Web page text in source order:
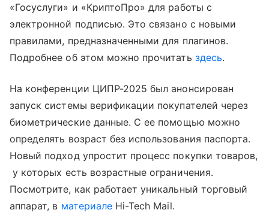
«Госуслуги» и «КриптоПро» для работы с
электронной подписью. Это связано с новыми
правилами, предназначенными для плагинов.
Подробнее об этом можно прочитать здесь.
На конференции ЦИПР-2025 был анонсирован
запуск системы верификации покупателей через
биометрические данные. С ее помощью можно
определять возраст без использования паспорта.
Новый подход упростит процесс покупки товаров,
у которых есть возрастные ограничения.
Посмотрите, как работает уникальный торговый
аппарат, в материалеHi-Tech Mail.